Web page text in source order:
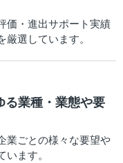
価・進出サポート実績
選しています。
る業種・業態や要
業ごとの様々な要望や
ます。